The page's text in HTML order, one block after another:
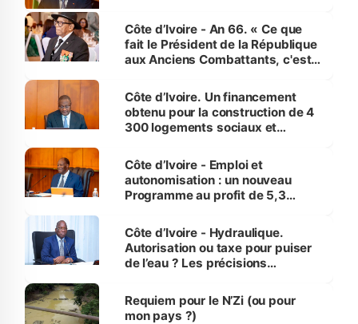
Côte d’Ivoire - An 66. « Ce que
fait le Président de la République
aux Anciens Combattants, c'est
Côte d’Ivoire. Un financement
obtenu pour la construction de 4
300 logements sociaux et
et Yamoussoukro
Côte d’Ivoire - Emploi et
autonomisation : un nouveau
Programme au profit de 5,3
Côte d’Ivoire - Hydraulique.
Autorisation ou taxe pour puiser
de l’eau ? Les précisions
Requiem pour le N’Zi (ou pour
mon pays ?)